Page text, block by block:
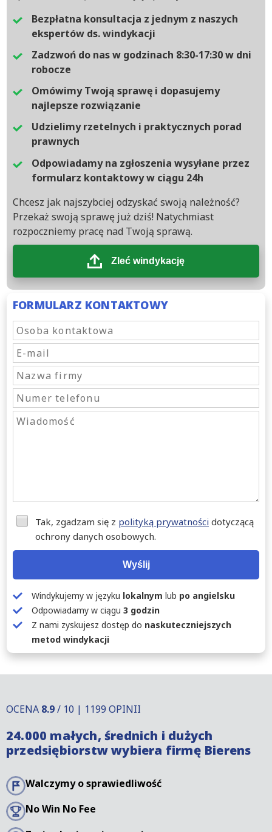
Bezpłatna konsultacja z jednym z naszych
ekspertów ds. windykacji
Zadzwoń do nas w godzinach 8:30-17:30 w dni
robocze
Omówimy Twoją sprawę i dopasujemy
najlepsze rozwiązanie
Udzielimy rzetelnych i praktycznych porad
prawnych
Odpowiadamy na zgłoszenia wysyłane przez
formularz kontaktowy w ciągu 24h
Chcesz jak najszybciej odzyskać swoją należność?
Przekaż swoją sprawę już dziś! Natychmiast
rozpoczniemy pracę nad Twoją sprawą.
Zleć windykację
FORMULARZ KONTAKTOWY
Tak, zgadzam się z polityką prywatności dotyczącą
ochrony danych osobowych.
Wyślij
Windykujemy w języku lokalnym lub po angielsku
Odpowiadamy w ciągu 3 godzin
Z nami zyskujesz dostęp do naskuteczniejszych
metod windykacji
OCENA 8.9/ 10 | 1199 OPINII
24.000 małych, średnich i dużych
przedsiębiorstw wybiera firmę Bierens
Walczymy o sprawiedliwość
No Win No Fee